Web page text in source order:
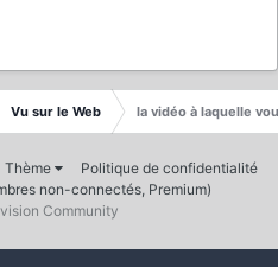
Vu sur le Web la vidéo à laquelle
Thème
Politique de confidentialité
non-connectés, Premium)
Community